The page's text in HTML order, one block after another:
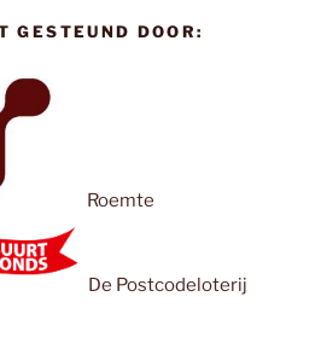
GESTEUND DOOR:
Roemte
De Postcodeloterij